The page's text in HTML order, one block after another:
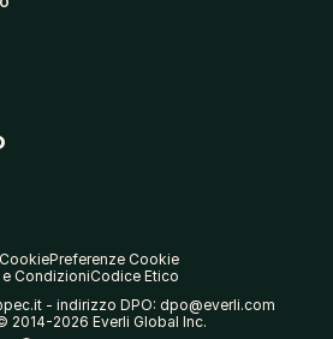
CookiePreferenze Cookie
e CondizioniCodice Etico
- indirizzo DPO: dpo@everli.com
2014-2026 Everli Global Inc.